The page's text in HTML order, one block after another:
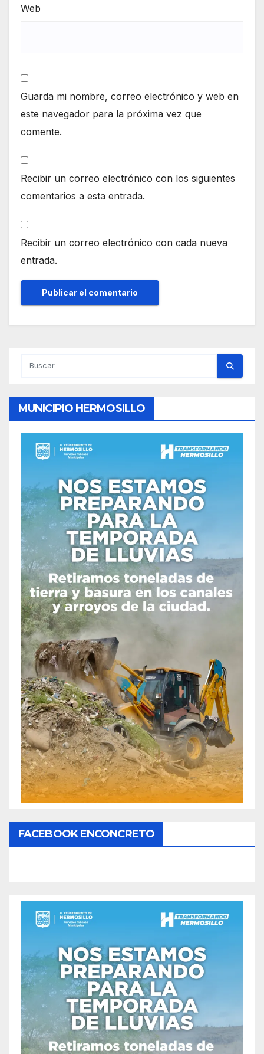
Web
Guarda mi nombre, correo electrónico y web en
este navegador para la próxima vez que
comente.
Recibir un correo electrónico con los siguientes
comentarios a esta entrada.
Recibir un correo electrónico con cada nueva
entrada.
MUNICIPIO HERMOSILLO
FACEBOOK ENCONCRETO